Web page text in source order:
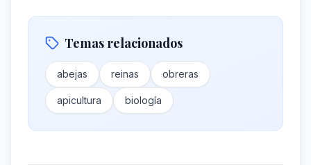
Temas relacionados
abejas reinas obreras
apicultura biología